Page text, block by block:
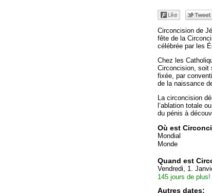
Circoncision de
fête de la
célébrée par les
Chez les
Circoncision, soit
fixée, par
de la naissance
La circoncision
l’ablation totale
du pénis à
Où est
Mondial
Monde
Quand est
Vendredi, 1.
145 jours de plus!
Autres dates: